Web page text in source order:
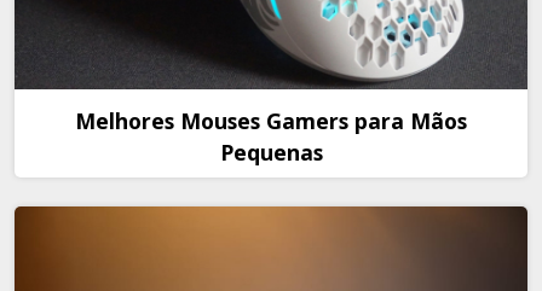
Melhores Mouses Gamers para Mãos
Pequenas